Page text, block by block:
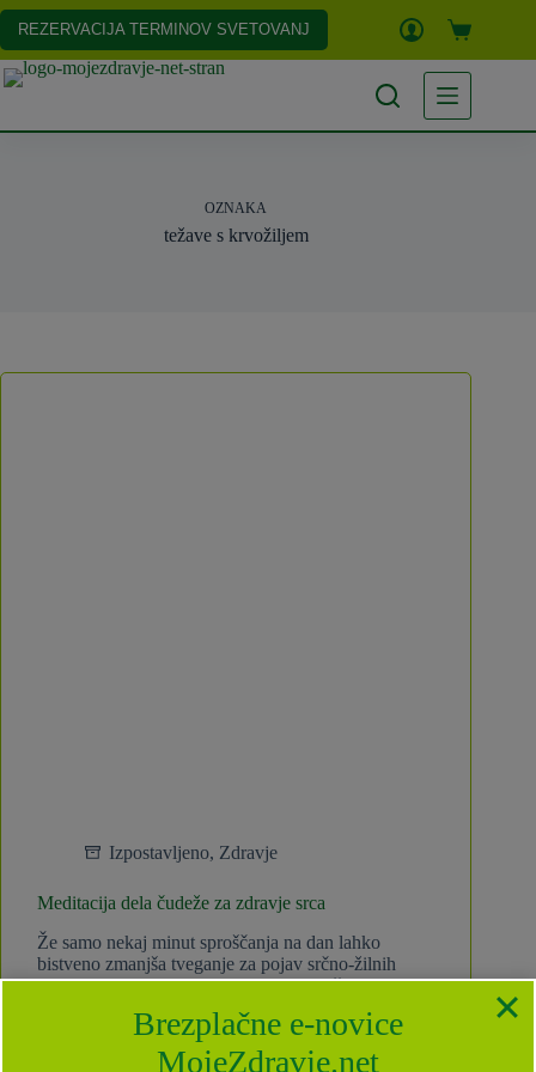
Skip
content
REZERVACIJA TERMINOV SVETOVANJ
Shopping
cart
OZNAKA
težave s krvožiljem
Izpostavljeno, Zdravje
Meditacija dela čudeže za zdravje srca
Že samo nekaj minut sproščanja na dan lahko
bistveno zmanjša tveganje za pojav srčno-žilnih
bolezni. Dnevna meditacija lahko vključuje tehnike
koncentriranje na določeno stvar, na primer barvo,
stavek ali zvok (znan kot mantra) –…
Brezplačne e-novice
MojeZdravje.net